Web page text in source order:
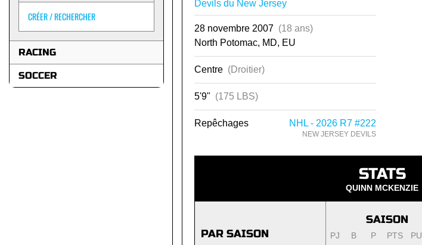
CRÉER / RECHERCHER
RACING
SOCCER
Devils du New Jersey
28 novembre 2007 (18 ans)
North Potomac, MD, EU
Centre (Droitier)
5'9" (175 LBS)
Repêchages NHL - 2026 R7 #222
NEW JERSEY DEVILS
STATS
QUINN MCKENZIE
PAR SAISON
SAISON
PJ B P PTS PU